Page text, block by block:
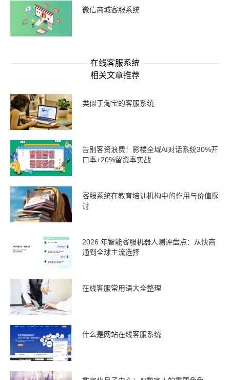
微信商城客服系统
在线客服系统
相关文章推荐
类似于淘宝的客服系统
告别客资浪费！影楼全域AI对话系统30%开
口率+20%留资率实战
客服系统在教育培训机构中的作用与价值探
讨
2026 年智能客服机器人测评盘点：从快商
通到全球主流选择
在线客服常用语大全整理
什么是网站在线客服系统